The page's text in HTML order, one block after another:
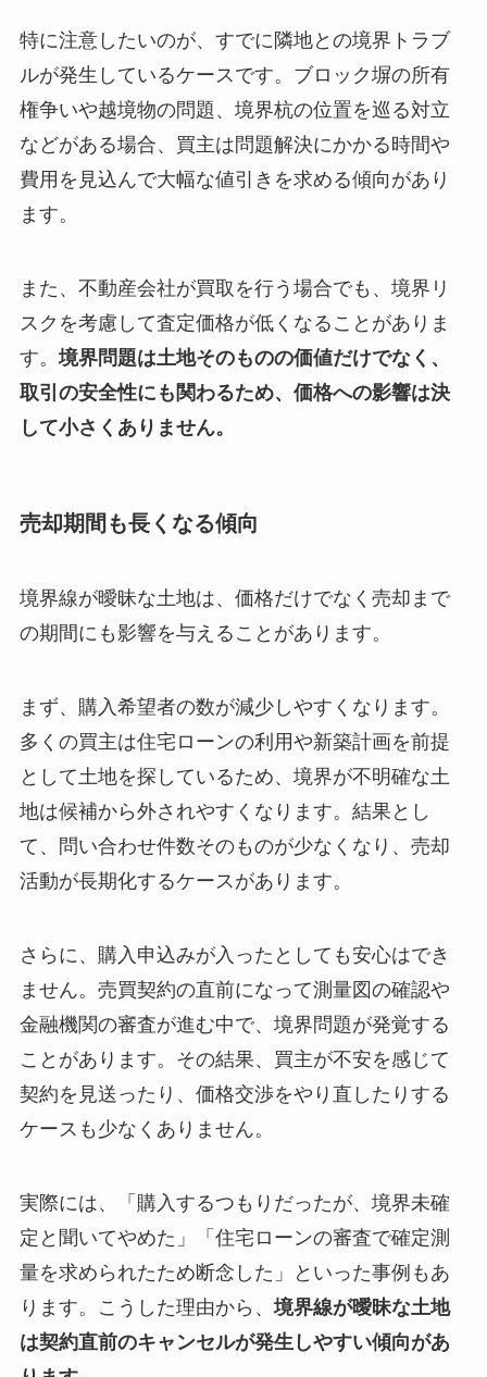
特に注意したいのが、すでに隣地との境界トラブ
ルが発生しているケースです。ブロック塀の所有
権争いや越境物の問題、境界杭の位置を巡る対立
などがある場合、買主は問題解決にかかる時間や
費用を見込んで大幅な値引きを求める傾向があり
ます。
また、不動産会社が買取を行う場合でも、境界リ
スクを考慮して査定価格が低くなることがありま
す。 境界問題は土地そのものの価値だけでなく、
取引の安全性にも関わるため、価格への影響は決
して小さくありません。
売却期間も長くなる傾向
境界線が曖昧な土地は、価格だけでなく売却まで
の期間にも影響を与えることがあります。
まず、購入希望者の数が減少しやすくなります。
多くの買主は住宅ローンの利用や新築計画を前提
として土地を探しているため、境界が不明確な土
地は候補から外されやすくなります。結果とし
て、問い合わせ件数そのものが少なくなり、売却
活動が長期化するケースがあります。
さらに、購入申込みが入ったとしても安心はでき
ません。売買契約の直前になって測量図の確認や
金融機関の審査が進む中で、境界問題が発覚する
ことがあります。その結果、買主が不安を感じて
契約を見送ったり、価格交渉をやり直したりする
ケースも少なくありません。
実際には、「購入するつもりだったが、境界未確
定と聞いてやめた」「住宅ローンの審査で確定測
量を求められたため断念した」といった事例もあ
ります。こうした理由から、 境界線が曖昧な土地
は契約直前のキャンセルが発生しやすい傾向があ